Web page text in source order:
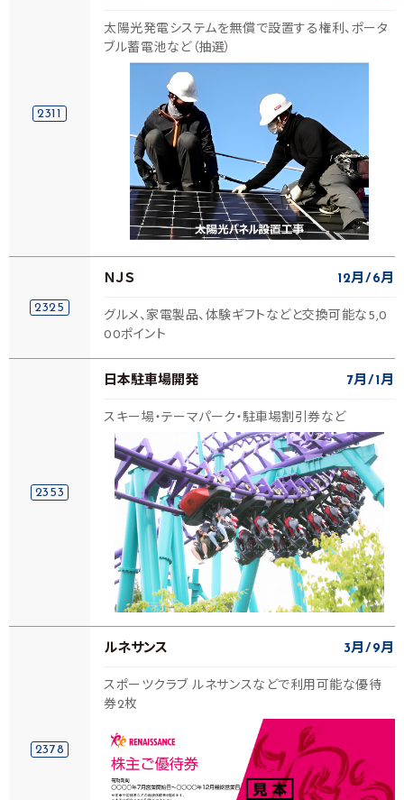
2311
太陽光発電システムを無償で設置する権利、ポータ
ブル蓄電池など（抽選）
2325
ＮＪＳ 12月 6月
グルメ、家電製品、体験ギフトなどと交換可能な5,0
00ポイント
2353
日本駐車場開発 7月 1月
スキー場・テーマパーク・駐車場割引券など
2378
ルネサンス 3月 9月
スポーツクラブ ルネサンスなどで利用可能な優待
券2枚